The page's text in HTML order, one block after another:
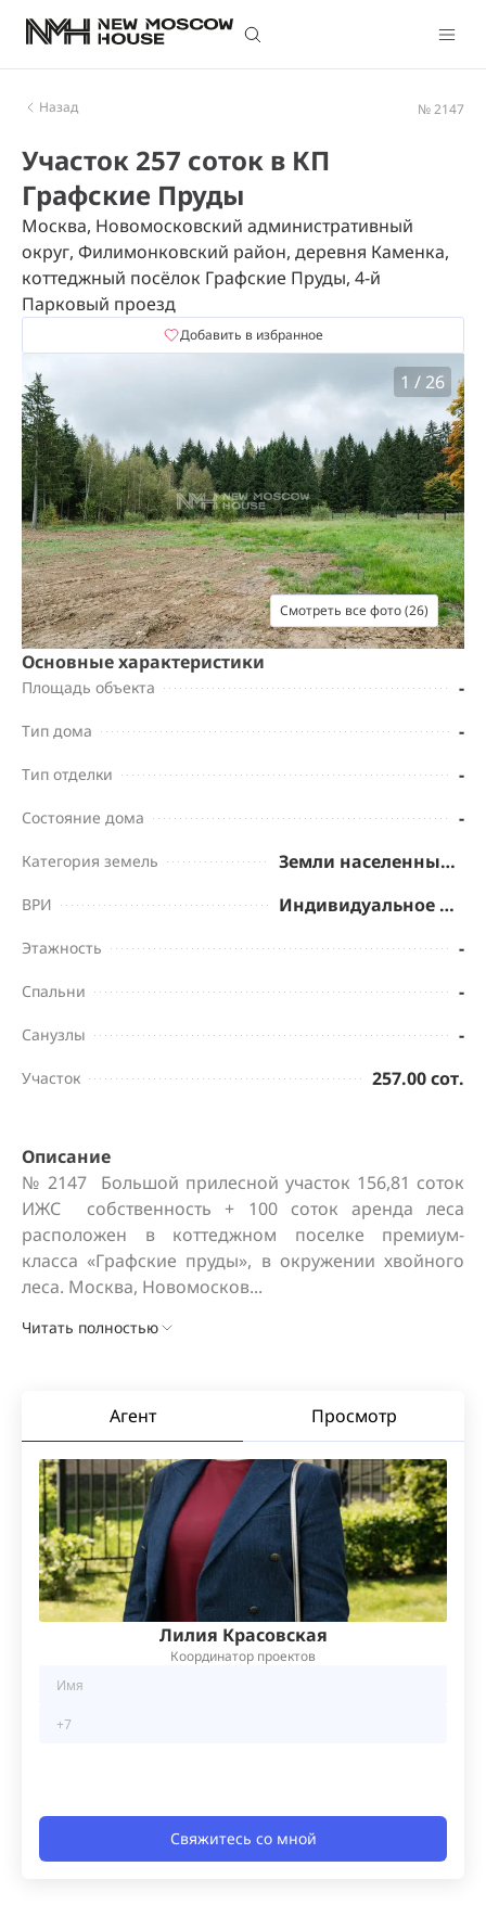
Назад № 2147
Участок 257 соток в КП
Графские Пруды
Москва, Новомосковский административный
округ, Филимонковский район, деревня Каменка,
коттеджный посёлок Графские Пруды, 4-й
Парковый проезд
Добавить в избранное
1 /26
Смотреть все фото (26)
Основные характеристики
Площадь объекта -
Тип дома -
Тип отделки -
Состояние дома -
Категория земель Земли населенных пунктов
ВРИ Индивидуальное жилищное строительство
Этажность -
Спальни -
Санузлы -
Участок 257.00 сот.
Описание
№ 2147  Большой прилесной участок 156,81 соток
ИЖС  собственность + 100 соток аренда леса
расположен в коттеджном поселке премиум-
класса «Графские пруды», в окружении хвойного
леса. Москва, Новомосков...
Читать полностью
Агент Просмотр
Лилия Красовская
Координатор проектов
Свяжитесь со мной